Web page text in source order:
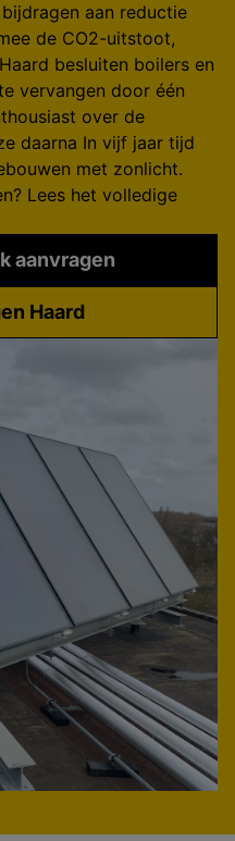
aan reductie
de CO2-uitstoot,
besluiten boilers en
vervangen door één
over de
daarna In vijf jaar tijd
met zonlicht.
Lees het volledige
aanvragen
Haard